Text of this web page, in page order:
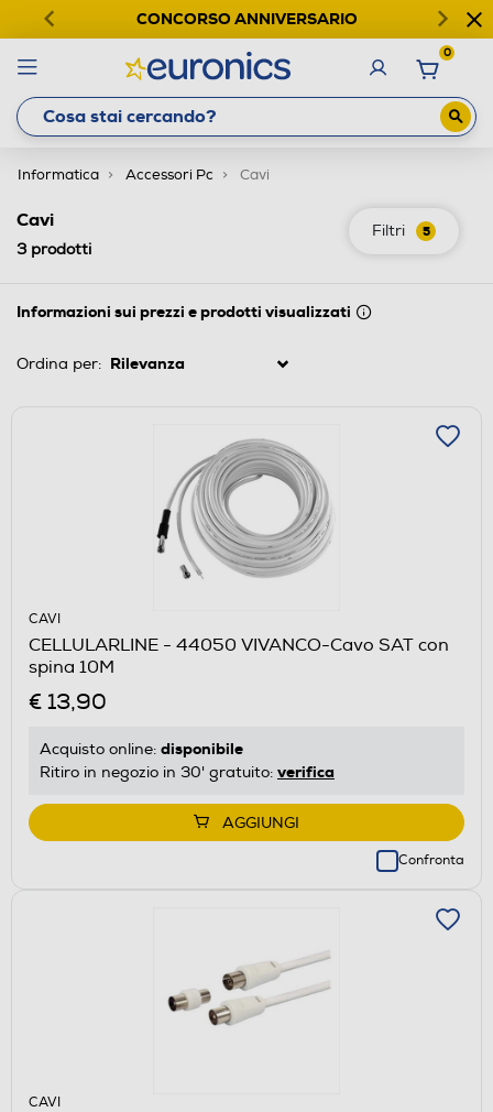
CONCORSO ANNIVERSARIO
0
Informatica Accessori Pc Cavi
Filtri 5
Cavi
3prodotti
Informazioni sui prezzi e prodotti visualizzati
Ordina per:
CAVI
CELLULARLINE - 44050 VIVANCO-Cavo SAT con
spina 10M
€ 13,90
Acquisto online: disponibile
Ritiro in negozio in 30' gratuito: verifica
AGGIUNGI
Confronta
CAVI